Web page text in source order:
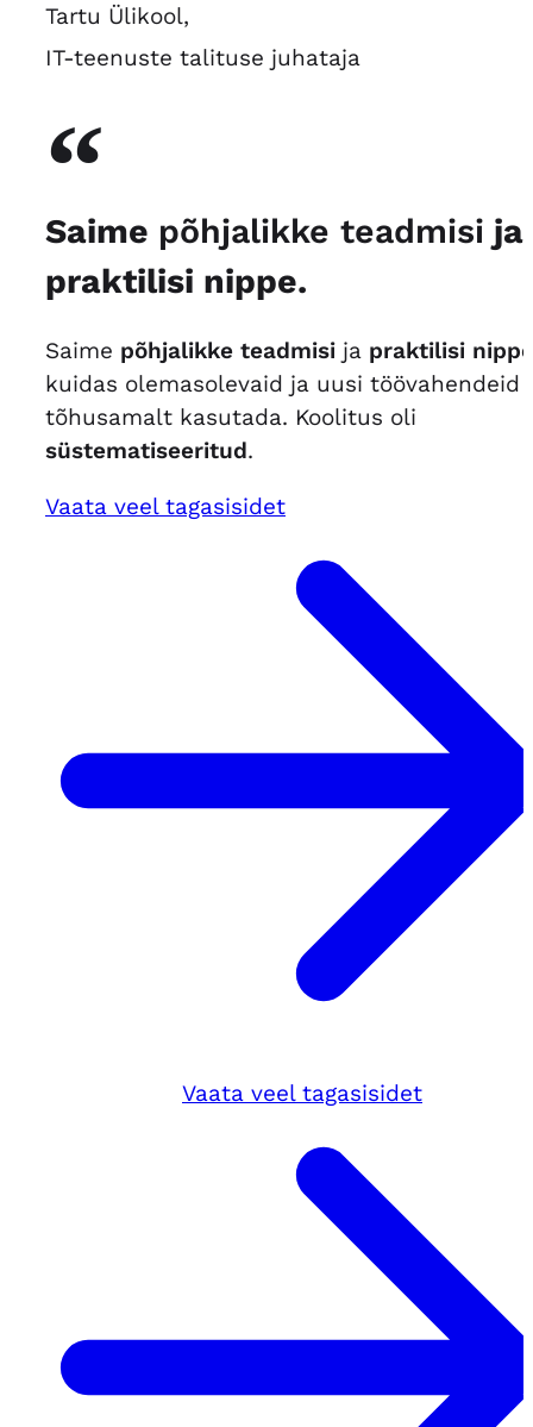
Tartu Ülikool,
IT-teenuste talituse juhataja
“
Saime põhjalikke teadmisi ja
praktilisi nippe.
Saime põhjalikke teadmisi ja praktilisi nippe
kuidas olemasolevaid ja uusi töövahendeid
tõhusamalt kasutada. Koolitus oli
süstematiseeritud.
Vaata veel tagasisidet
Vaata veel tagasisidet